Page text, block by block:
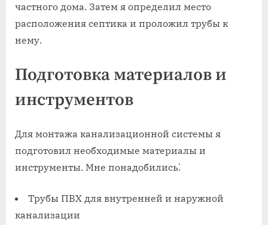
частного дома. Затем я определил место
расположения септика и проложил трубы к
нему.
Подготовка материалов и
инструментов
Для монтажа канализационной системы я
подготовил необходимые материалы и
инструменты. Мне понадобились⁚
Трубы ПВХ для внутренней и наружной
канализации